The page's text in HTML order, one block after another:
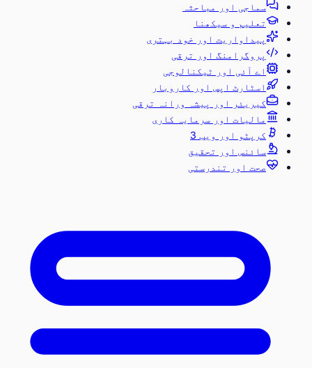
سماجی اور مباحثہ
تعلیم و سیکھنا
پیداواریت اور خود بہتری
پروگرامنگ اور ترقی
اے آئی اور ٹیکنالوجی
اسٹارٹ اپس اور کاروبار
کیریئر اور پیشہ ورانہ ترقی
مالیات اور سرمایہ کاری
کرپٹو اور ویب 3
سائنس اور تحقیق
صحت اور تندرستی